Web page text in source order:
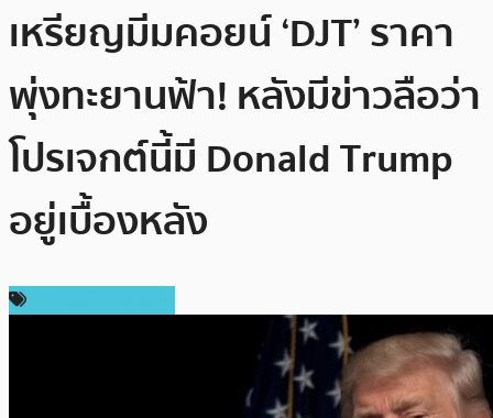
เหรียญมีมคอยน์ ‘DJT’ ราคา
พุ่งทะยานฟ้า! หลังมีข่าวลือว่า
โปรเจกต์นี้มี Donald Trump
อยู่เบื้องหลัง